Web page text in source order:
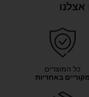
כל המוצרים
מקוריים באחריות